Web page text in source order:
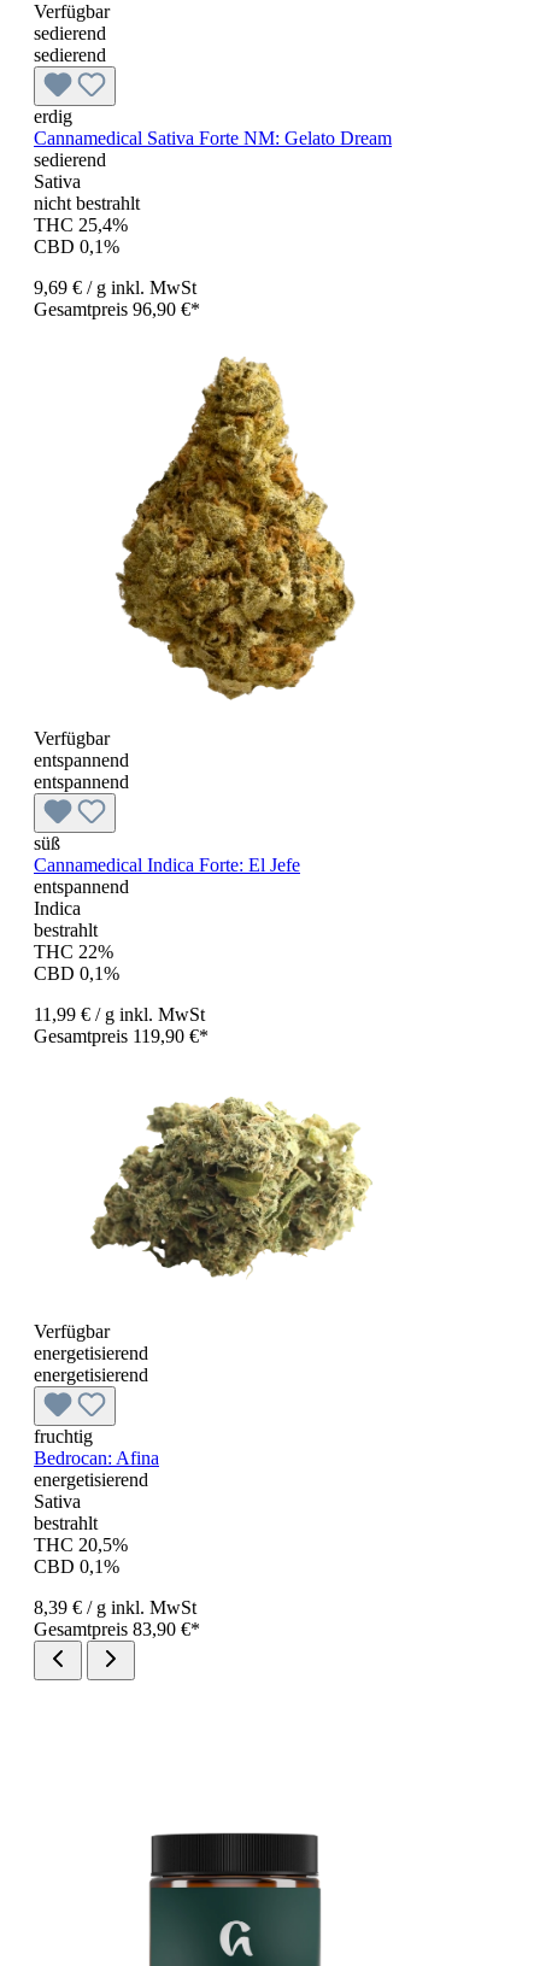
Verfügbar
sedierend
sedierend
erdig
Cannamedical Sativa Forte NM: Gelato Dream
sedierend
Sativa
nicht bestrahlt
THC 25,4%
CBD 0,1%
9,69 € / g inkl. MwSt
Gesamtpreis 96,90 €*
Verfügbar
entspannend
entspannend
süß
Cannamedical Indica Forte: El Jefe
entspannend
Indica
bestrahlt
THC 22%
CBD 0,1%
11,99 € / g inkl. MwSt
Gesamtpreis 119,90 €*
Verfügbar
energetisierend
energetisierend
fruchtig
Bedrocan: Afina
energetisierend
Sativa
bestrahlt
THC 20,5%
CBD 0,1%
8,39 € / g inkl. MwSt
Gesamtpreis 83,90 €*